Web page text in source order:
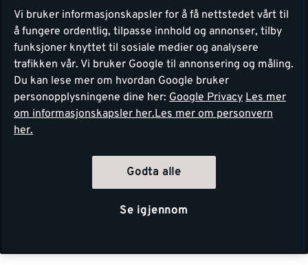
Vi bruker informasjonskapsler for å få nettstedet vårt til
å fungere ordentlig, tilpasse innhold og annonser, tilby
funksjoner knyttet til sosiale medier og analysere
trafikken vår. Vi bruker Google til annonsering og måling.
Du kan lese mer om hvordan Google bruker
personopplysningene dine her: Google Privacy Les mer
om informasjonskapsler her.Les mer om personvern
her.
Godta alle
Se igjennom